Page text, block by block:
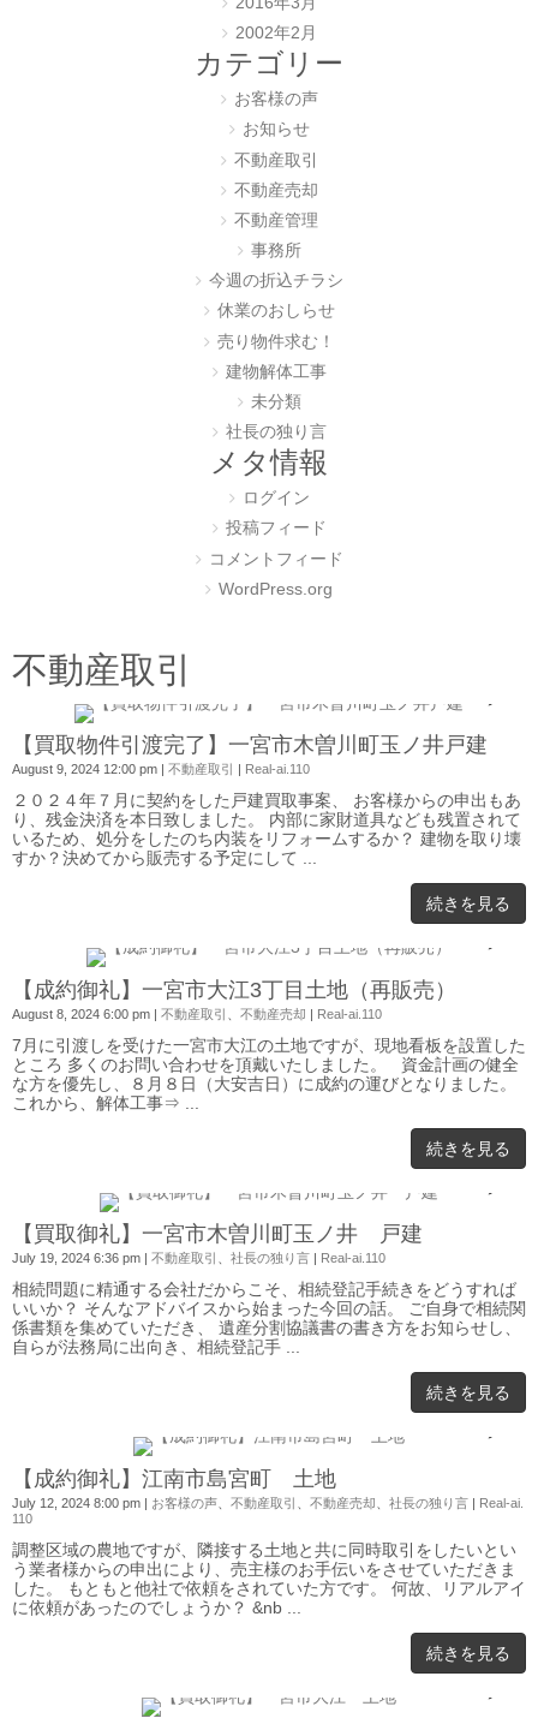
2002年2月
カテゴリー
お客様の声
お知らせ
不動産取引
不動産売却
不動産管理
事務所
今週の折込チラシ
休業のおしらせ
売り物件求む！
建物解体工事
未分類
社長の独り言
メタ情報
ログイン
投稿フィード
コメントフィード
WordPress.org
不動産取引
【買取物件引渡完了】一宮市木曽川町玉ノ井戸建
August 9, 2024 12:00 pm 不動産取引 Real-ai.110
２０２４年７月に契約をした戸建買取事案、 お客様からの申出もあ
り、残金決済を本日致しました。 内部に家財道具なども残置されて
いるため、処分をしたのち内装をリフォームするか？ 建物を取り壊
すか？決めてから販売する予定にして ...
続きを見る
【成約御礼】一宮市大江3丁目土地（再販売）
August 8, 2024 6:00 pm | 不動産取引 不動産売却 | Real-ai.110
7月に引渡しを受けた一宮市大江の土地ですが、現地看板を設置した
ところ 多くのお問い合わせを頂戴いたしました。 資金計画の健全
な方を優先し、８月８日（大安吉日）に成約の運びとなりました。
これから、解体工事⇒ ...
続きを見る
【買取御礼】一宮市木曽川町玉ノ井 戸建
July 19, 2024 6:36 pm 不動産取引 社長の独り言 Real-ai.110
相続問題に精通する会社だからこそ、相続登記手続きをどうすれば
いいか？ そんなアドバイスから始まった今回の話。 ご自身で相続関
係書類を集めていただき、 遺産分割協議書の書き方をお知らせし、
自らが法務局に出向き、相続登記手 ...
続きを見る
【成約御礼】江南市島宮町 土地
July 12, 2024 8:00 pm | お客様の声 不動産取引 不動産売却 社長の独り言 | Real-ai.
110
調整区域の農地ですが、隣接する土地と共に同時取引をしたいとい
う業者様からの申出により、売主様のお手伝いをさせていただきま
した。 もともと他社で依頼をされていた方です。 何故、リアルアイ
に依頼があったのでしょうか？ &nb ...
続きを見る